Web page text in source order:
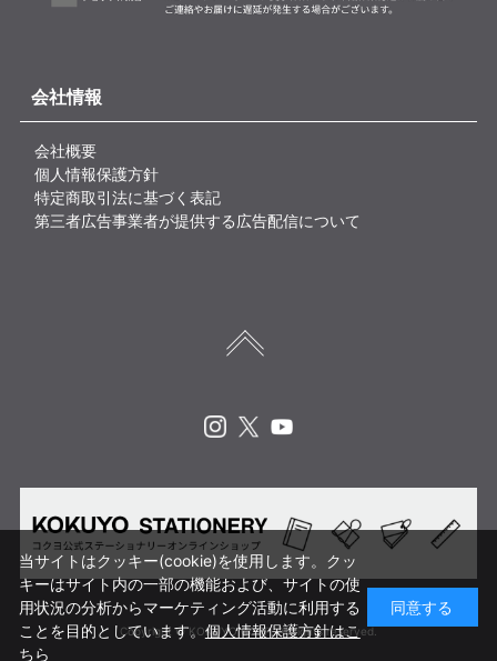
会社情報
会社概要
個人情報保護方針
特定商取引法に基づく表記
第三者広告事業者が提供する広告配信について
Copyright © KOKUYO CORP. All rights reserved.
当サイトはクッキー(cookie)を使用します。クッ
キーはサイト内の一部の機能および、サイトの使
用状況の分析からマーケティング活動に利用する
ことを目的としています。個人情報保護方針はこ
ちら
同意する